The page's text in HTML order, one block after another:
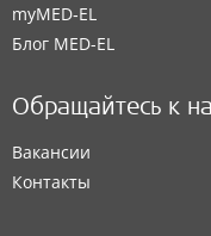
myMED‑EL
Блог MED-EL
Обращайтесь к
Вакансии
Контакты